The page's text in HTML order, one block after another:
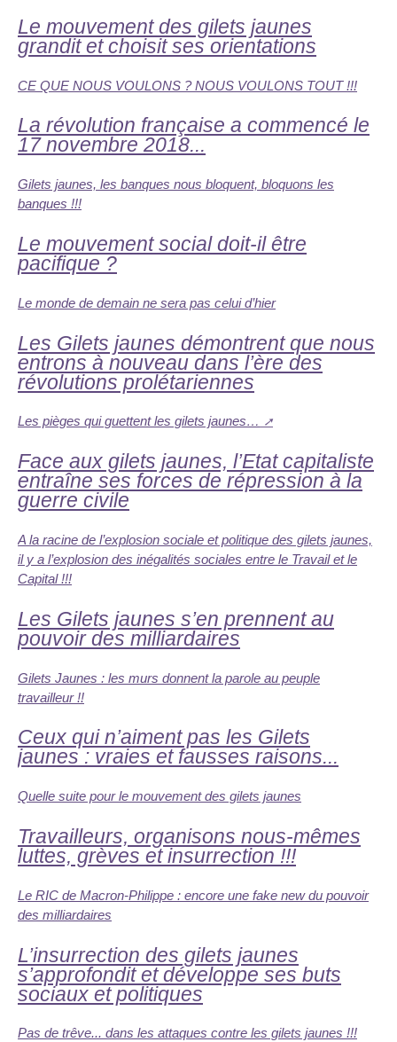
Le mouvement des gilets jaunes
grandit et choisit ses orientations
CE QUE NOUS VOULONS ? NOUS VOULONS TOUT !!!
La révolution française a commencé le
17 novembre 2018...
Gilets jaunes, les banques nous bloquent, bloquons les
banques !!!
Le mouvement social doit-il être
pacifique ?
Le monde de demain ne sera pas celui d’hier
Les Gilets jaunes démontrent que nous
entrons à nouveau dans l’ère des
révolutions prolétariennes
Les pièges qui guettent les gilets jaunes…
Face aux gilets jaunes, l’Etat capitaliste
entraîne ses forces de répression à la
guerre civile
A la racine de l’explosion sociale et politique des gilets jaunes,
il y a l’explosion des inégalités sociales entre le Travail et le
Capital !!!
Les Gilets jaunes s’en prennent au
pouvoir des milliardaires
Gilets Jaunes : les murs donnent la parole au peuple
travailleur !!
Ceux qui n’aiment pas les Gilets
jaunes : vraies et fausses raisons...
Quelle suite pour le mouvement des gilets jaunes
Travailleurs, organisons nous-mêmes
luttes, grèves et insurrection !!!
Le RIC de Macron-Philippe : encore une fake new du pouvoir
des milliardaires
L’insurrection des gilets jaunes
s’approfondit et développe ses buts
sociaux et politiques
Pas de trêve... dans les attaques contre les gilets jaunes !!!